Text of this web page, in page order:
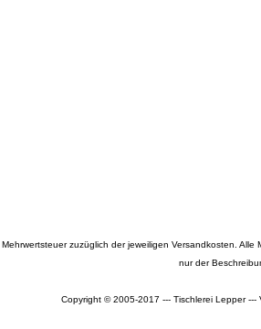
zuzüglich der jeweiligen Versandkosten.
nur der
Copyright © 2005-2017 --- Tischlerei Lepper